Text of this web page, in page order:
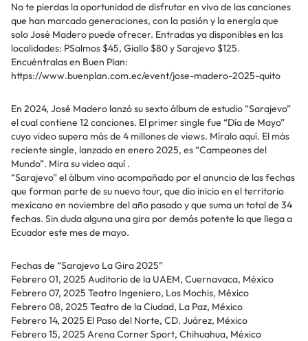
No te pierdas la oportunidad de disfrutar en vivo de las canciones
que han marcado generaciones, con la pasión y la energía que
solo José Madero puede ofrecer. Entradas ya disponibles en las
localidades: PSalmos $45, Giallo $80 y Sarajevo $125.
Encuéntralas en Buen Plan:
https://www.buenplan.com.ec/event/jose-madero-2025-quito
En 2024, José Madero lanzó su sexto álbum de estudio “Sarajevo”
el cual contiene 12 canciones. El primer single fue “Día de Mayo”
cuyo video supera más de 4 millones de views. Míralo aquí. El más
reciente single, lanzado en enero 2025, es “Campeones del
Mundo”. Mira su video aquí .
“Sarajevo” el álbum vino acompañado por el anuncio de las fechas
que forman parte de su nuevo tour, que dio inicio en el territorio
mexicano en noviembre del año pasado y que suma un total de 34
fechas. Sin duda alguna una gira por demás potente la que llega a
Ecuador este mes de mayo.
Fechas de “Sarajevo La Gira 2025”
Febrero 01, 2025 Auditorio de la UAEM, Cuernavaca, México
Febrero 07, 2025 Teatro Ingeniero, Los Mochis, México
Febrero 08, 2025 Teatro de la Ciudad, La Paz, México
Febrero 14, 2025 El Paso del Norte, CD. Juárez, México
Febrero 15, 2025 Arena Corner Sport, Chihuahua, México